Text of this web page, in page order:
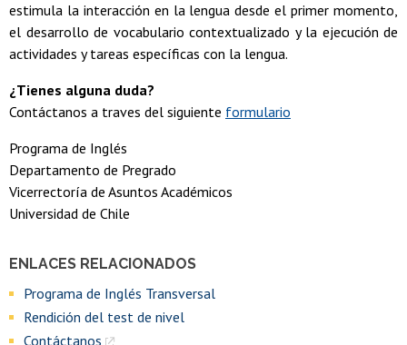
ENLACES RELACIONADOS
Programa de Inglés Transversal
Rendición del test de nivel
Contáctanos
estimula la interacción en la lengua desde el primer momento,
el desarrollo de vocabulario contextualizado y la ejecución de
actividades y tareas específicas con la lengua.
¿Tienes alguna duda?
Contáctanos a traves del siguiente formulario
Programa de Inglés
Departamento de Pregrado
Vicerrectoría de Asuntos Académicos
Universidad de Chile